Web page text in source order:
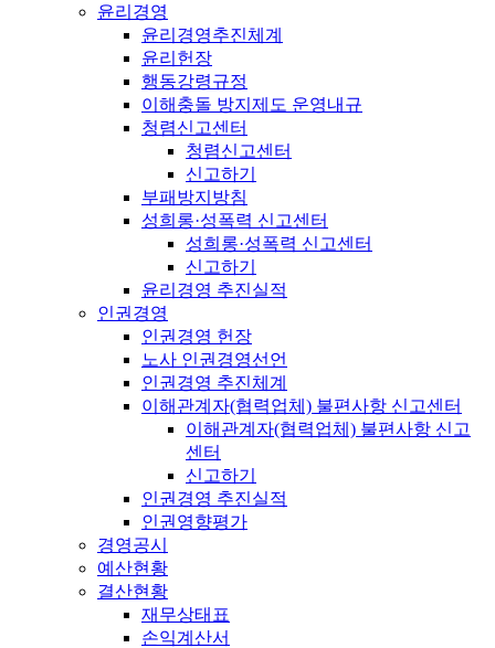
윤리경영
윤리경영추진체계
윤리헌장
행동강령규정
이해충돌 방지제도 운영내규
청렴신고센터
청렴신고센터
신고하기
부패방지방침
성희롱·성폭력 신고센터
성희롱·성폭력 신고센터
신고하기
윤리경영 추진실적
인권경영
인권경영 헌장
노사 인권경영선언
인권경영 추진체계
이해관계자(협력업체) 불편사항 신고센터
이해관계자(협력업체) 불편사항 신고
센터
신고하기
인권경영 추진실적
인권영향평가
경영공시
예산현황
결산현황
재무상태표
손익계산서